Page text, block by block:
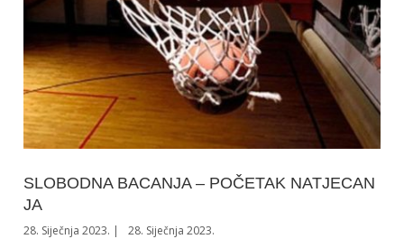
SLOBODNA BACANJA – POČETAK NATJECAN
JA
28. Siječnja 2023. 28. Siječnja 2023.